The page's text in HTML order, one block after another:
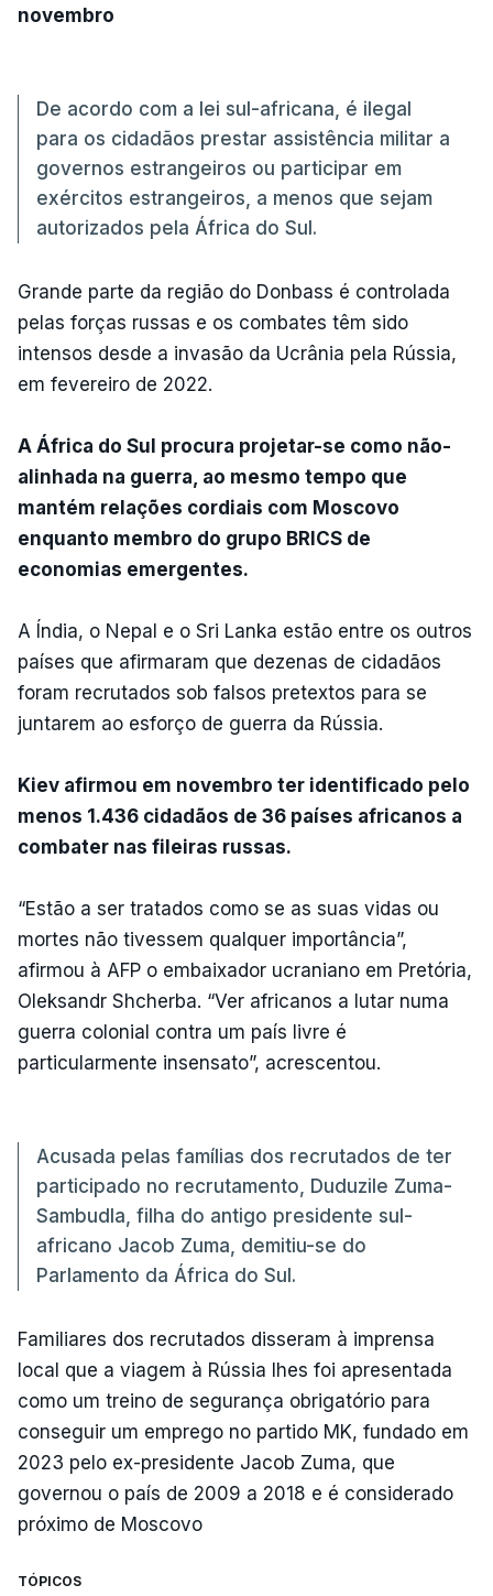
novembro
De acordo com a lei sul-africana, é ilegal
para os cidadãos prestar assistência militar a
governos estrangeiros ou participar em
exércitos estrangeiros, a menos que sejam
autorizados pela África do Sul.
Grande parte da região do Donbass é controlada
pelas forças russas e os combates têm sido
intensos desde a invasão da Ucrânia pela Rússia,
em fevereiro de 2022.
A África do Sul procura projetar-se como não-
alinhada na guerra, ao mesmo tempo que
mantém relações cordiais com Moscovo
enquanto membro do grupo BRICS de
economias emergentes.
A Índia, o Nepal e o Sri Lanka estão entre os outros
países que afirmaram que dezenas de cidadãos
foram recrutados sob falsos pretextos para se
juntarem ao esforço de guerra da Rússia.
Kiev afirmou em novembro ter identificado pelo
menos 1.436 cidadãos de 36 países africanos a
combater nas fileiras russas.
“Estão a ser tratados como se as suas vidas ou
mortes não tivessem qualquer importância”,
afirmou à AFP o embaixador ucraniano em Pretória,
Oleksandr Shcherba. “Ver africanos a lutar numa
guerra colonial contra um país livre é
particularmente insensato”, acrescentou.
Acusada pelas famílias dos recrutados de ter
participado no recrutamento, Duduzile Zuma-
Sambudla, filha do antigo presidente sul-
africano Jacob Zuma, demitiu-se do
Parlamento da África do Sul.
Familiares dos recrutados disseram à imprensa
local que a viagem à Rússia lhes foi apresentada
como um treino de segurança obrigatório para
conseguir um emprego no partido MK, fundado em
2023 pelo ex-presidente Jacob Zuma, que
governou o país de 2009 a 2018 e é considerado
próximo de Moscovo
TÓPICOS